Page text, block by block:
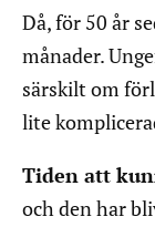
Då, för 50 år
månader.
särskilt om
lite
Tiden att
och den har